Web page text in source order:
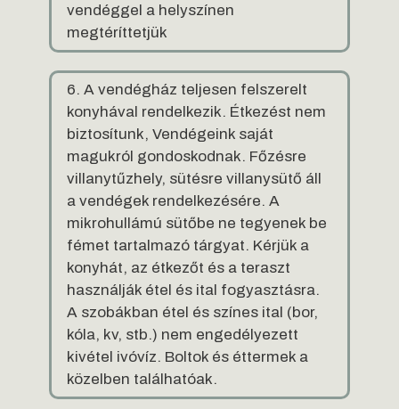
vendéggel a helyszínen
megtéríttetjük
6. A vendégház teljesen felszerelt
konyhával rendelkezik. Étkezést nem
biztosítunk, Vendégeink saját
magukról gondoskodnak. Főzésre
villanytűzhely, sütésre villanysütő áll
a vendégek rendelkezésére. A
mikrohullámú sütőbe ne tegyenek be
fémet tartalmazó tárgyat. Kérjük a
konyhát, az étkezőt és a teraszt
használják étel és ital fogyasztásra.
A szobákban étel és színes ital (bor,
kóla, kv, stb.) nem engedélyezett
kivétel ivóvíz. Boltok és éttermek a
közelben találhatóak.